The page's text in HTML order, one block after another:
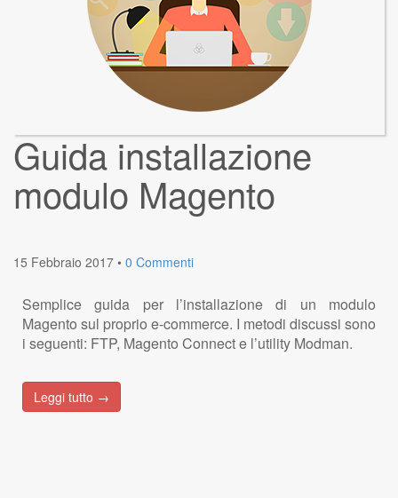
Guida installazione
modulo Magento
15 Febbraio 2017 • 0 Commenti
Semplice guida per l’installazione di un modulo
Magento sul proprio e-commerce. I metodi discussi sono
i seguenti: FTP, Magento Connect e l’utility Modman.
Leggi tutto →